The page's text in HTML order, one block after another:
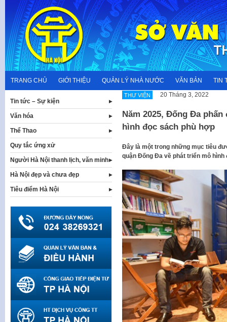
content
TRANG CHỦ GIỚI THIỆU QUẢN LÝ NHÀ NƯỚC VĂN BẢN TIN
THƯ VIỆN 20 Tháng 3, 2022
Năm 2025, Đống Đa
hình đọc sách phù hợp
Đây là một trong những mục tiêu
quận Đống Đa về phát triển mô hình
Tin tức – Sự kiện
Văn hóa
Thể Thao
Quy tắc ứng xử
Người Hà Nội thanh lịch, văn minh
Hà Nội đẹp và chưa đẹp
Tiêu điểm Hà Nội